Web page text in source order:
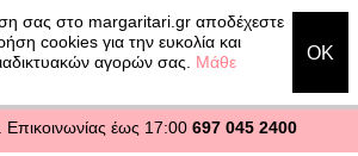
σας στο margaritari.gr αποδέχεστε
cookies για την ευκολία και
αγορών σας. Μάθε
OK
Επικοινωνίας έως 17:00 697 045 2400